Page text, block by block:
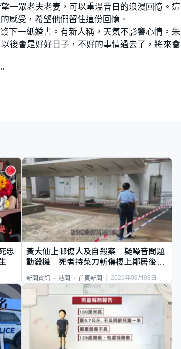
一眾老夫老妻，可以重溫昔日的浪漫回憶。這
感受，希望他們留住這份回憶。
下一紙婚書。有新人稱，天氣不影響心情。朱
後會是好好日子，不好的事情過去了，將來會
忠
黃大仙上邨傷人及自殺案 疑噪音問題
動殺機 死者持菜刀斬傷樓上鄰居後墮
新聞資訊 港聞 首頁新聞 2026年08月08日